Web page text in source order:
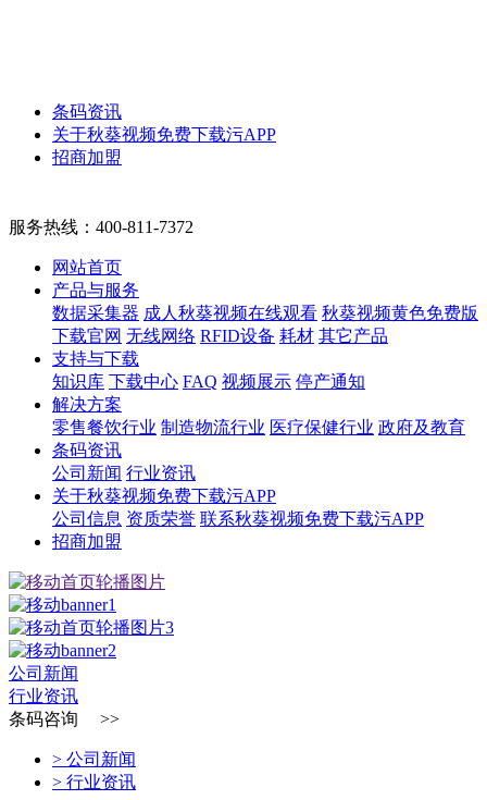
条码资讯
关于秋葵视频免费下载污APP
招商加盟
服务热线： 400-811-7372
网站首页
产品与服务
数据采集器 成人秋葵视频在线观看 秋葵视频黄色免费版
下载官网 无线网络 RFID设备 耗材 其它产品
支持与下载
知识库 下载中心 FAQ 视频展示 停产通知
解决方案
零售餐饮行业 制造物流行业 医疗保健行业 政府及教育
条码资讯
公司新闻 行业资讯
关于秋葵视频免费下载污APP
公司信息 资质荣誉 联系秋葵视频免费下载污APP
招商加盟
公司新闻
行业资讯
条码咨询 >>
> 公司新闻
> 行业资讯